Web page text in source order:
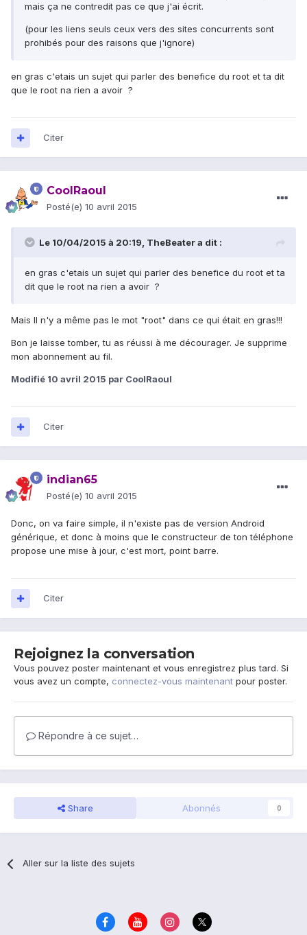
mais ça ne contredit pas ce que j'ai écrit.
(pour les liens seuls ceux vers des sites concurrents sont
prohibés pour des raisons que j'ignore)
en gras c'etais un sujet qui parler des benefice du root et ta dit
que le root na rien a avoir ?
Citer
CoolRaoul
Posté(e) 10 avril 2015
Le 10/04/2015 à 20:19, TheBeater a dit :
en gras c'etais un sujet qui parler des benefice du root et ta
dit que le root na rien a avoir ?
Mais Il n'y a même pas le mot "root" dans ce qui était en gras!!!
Bon je laisse tomber, tu as réussi à me décourager. Je supprime
mon abonnement au fil.
Modifié 10 avril 2015 par CoolRaoul
Citer
indian65
Posté(e) 10 avril 2015
Donc, on va faire simple, il n'existe pas de version Android
générique, et donc à moins que le constructeur de ton téléphone
propose une mise à jour, c'est mort, point barre.
Citer
Rejoignez la conversation
Vous pouvez poster maintenant et vous enregistrez plus tard. Si
vous avez un compte, connectez-vous maintenant pour poster.
Répondre à ce sujet…
Share Abonnés 0
Aller sur la liste des sujets